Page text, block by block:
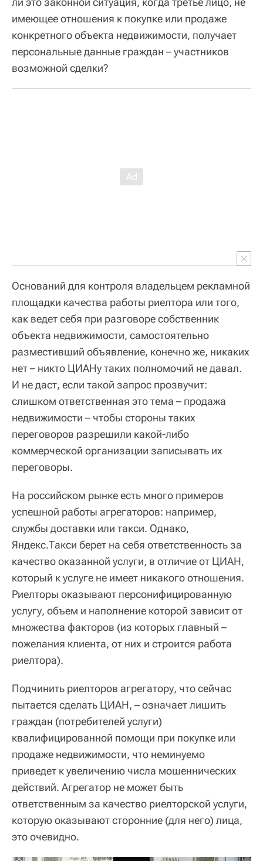
имеющее отношения к покупке или продаже
конкретного объекта недвижимости, получает
персональные данные граждан – участников
возможной сделки?
Оснований для контроля владельцем рекламной
площадки качества работы риелтора или того,
как ведет себя при разговоре собственник
объекта недвижимости, самостоятельно
разместивший объявление, конечно же, никаких
нет – никто ЦИАНу таких полномочий не давал.
И не даст, если такой запрос прозвучит:
слишком ответственная это тема – продажа
недвижимости – чтобы стороны таких
переговоров разрешили какой-либо
коммерческой организации записывать их
переговоры.
На российском рынке есть много примеров
успешной работы агрегаторов: например,
службы доставки или такси. Однако,
Яндекс.Такси берет на себя ответственность за
качество оказанной услуги, в отличие от ЦИАН,
который к услуге не имеет никакого отношения.
Риелторы оказывают персонифицированную
услугу, объем и наполнение которой зависит от
множества факторов (из которых главный –
пожелания клиента, от них и строится работа
риелтора).
Подчинить риелторов агрегатору, что сейчас
пытается сделать ЦИАН, – означает лишить
граждан (потребителей услуги)
квалифицированной помощи при покупке или
продаже недвижимости, что неминуемо
приведет к увеличению числа мошеннических
действий. Агрегатор не может быть
ответственным за качество риелторской услуги,
которую оказывают сторонние (для него) лица,
это очевидно.